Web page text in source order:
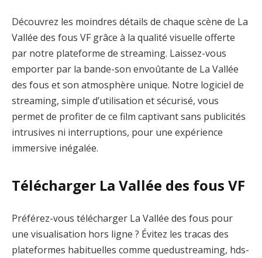
Découvrez les moindres détails de chaque scène de La
Vallée des fous VF grâce à la qualité visuelle offerte
par notre plateforme de streaming. Laissez-vous
emporter par la bande-son envoûtante de La Vallée
des fous et son atmosphère unique. Notre logiciel de
streaming, simple d’utilisation et sécurisé, vous
permet de profiter de ce film captivant sans publicités
intrusives ni interruptions, pour une expérience
immersive inégalée.
Télécharger La Vallée des fous VF
Préférez-vous télécharger La Vallée des fous pour
une visualisation hors ligne ? Évitez les tracas des
plateformes habituelles comme quedustreaming, hds-